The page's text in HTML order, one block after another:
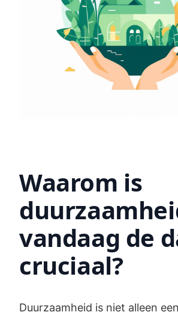
Waarom is
vandaag de
cruciaal?
Duurzaamheid is niet alleen